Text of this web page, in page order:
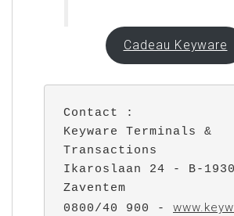
Cadeau Keyware
Contact :
Keyware Terminals &
Transactions
Ikaroslaan 24 - B-1930
Zaventem
0800/40 900 -